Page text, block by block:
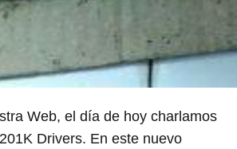
Web, el día de hoy charlamos
Drivers. En este nuevo